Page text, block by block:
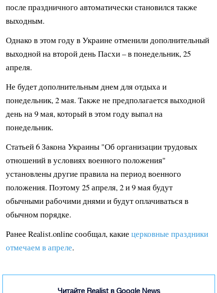
после праздничного автоматически становился также
выходным.
Однако в этом году в Украине отменили дополнительный
выходной на второй день Пасхи – в понедельник, 25
апреля.
Не будет дополнительным днем для отдыха и
понедельник, 2 мая. Также не предполагается выходной
день на 9 мая, который в этом году выпал на
понедельник.
Статьей 6 Закона Украины "Об организации трудовых
отношений в условиях военного положения"
установлены другие правила на период военного
положения. Поэтому 25 апреля, 2 и 9 мая будут
обычными рабочими днями и будут оплачиваться в
обычном порядке.
Ранее Realist.online сообщал, какие церковные праздники
отмечаем в апреле.
Читайте Realist в Google News